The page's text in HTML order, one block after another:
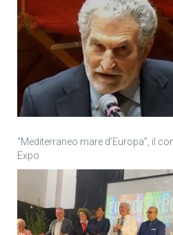
“Mediterraneo mare d’Europa”, il
Expo